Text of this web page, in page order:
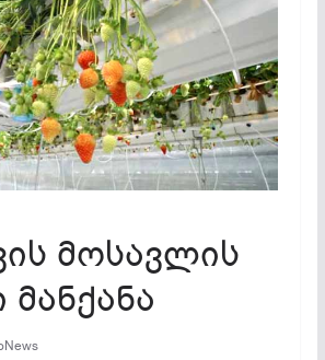
მოსავლის
მანქანა